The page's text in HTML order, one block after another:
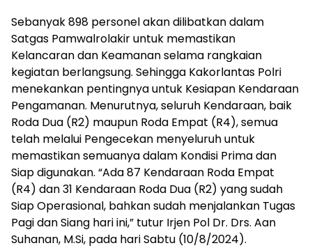
Sebanyak 898 personel akan dilibatkan dalam
Satgas Pamwalrolakir untuk memastikan
Kelancaran dan Keamanan selama rangkaian
kegiatan berlangsung. Sehingga Kakorlantas Polri
menekankan pentingnya untuk Kesiapan Kendaraan
Pengamanan. Menurutnya, seluruh Kendaraan, baik
Roda Dua (R2) maupun Roda Empat (R4), semua
telah melalui Pengecekan menyeluruh untuk
memastikan semuanya dalam Kondisi Prima dan
Siap digunakan. “Ada 87 Kendaraan Roda Empat
(R4) dan 31 Kendaraan Roda Dua (R2) yang sudah
Siap Operasional, bahkan sudah menjalankan Tugas
Pagi dan Siang hari ini,” tutur Irjen Pol Dr. Drs. Aan
Suhanan, M.Si, pada hari Sabtu (10/8/2024).